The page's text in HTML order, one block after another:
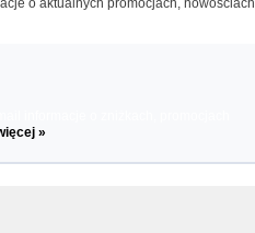
o aktualnych promocjach,
»